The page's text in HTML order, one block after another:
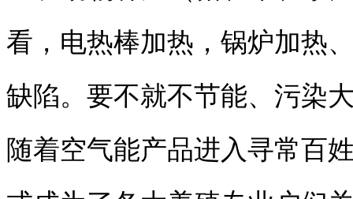
看，电热棒加热，锅炉加热
缺陷。要不就不节能、污染
随着空气能产品进入寻常百